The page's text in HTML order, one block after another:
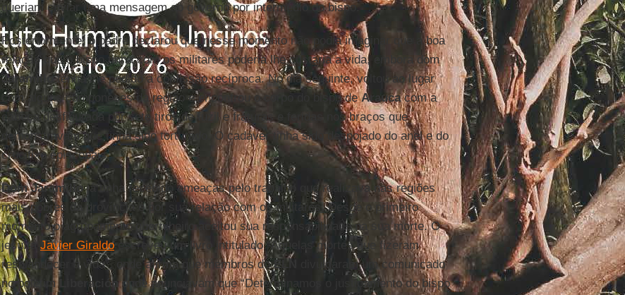
queriam enviar uma mensagem ao governo por intermédio do bispo.
Posteriormente, o padre declarou que nesse momento não podia imaginar que a boa
relação que o bispo tinha com os militares poderia lhe custaria a vida, embora dom
Jaramillotenha lhe pedido a confissão recíproca. No dia seguinte, voltou ao lugar
com alguns camponeses da região e encontrou o corpo do bispo deAraucacom a
cabeça desfigurada por sete tiros de fuzil e fraturas e feridas nos braços que
demonstravam que tinha sido torturado. O cadáver tinha sido despojado do anel e do
crucifixo episcopais.
Dom Jaramillojá tinha recebido ameaças pelo trabalho que realizava nas regiões
mais pobres da província e por sua relação com os militares. Desde o primeiro
momento o agrupamento guerrilheiro aceitou sua responsabilidade na sua morte. O
jesuíta Javier Giraldoescreveu um livro intitulado “Aquelas mortes que fizeram
resplandecer a vida”, onde afirma que membros doELN
divulgaram um comunicado
no boletim Liberación onde anunciavam que “Determinamos o justiçamento do bispo